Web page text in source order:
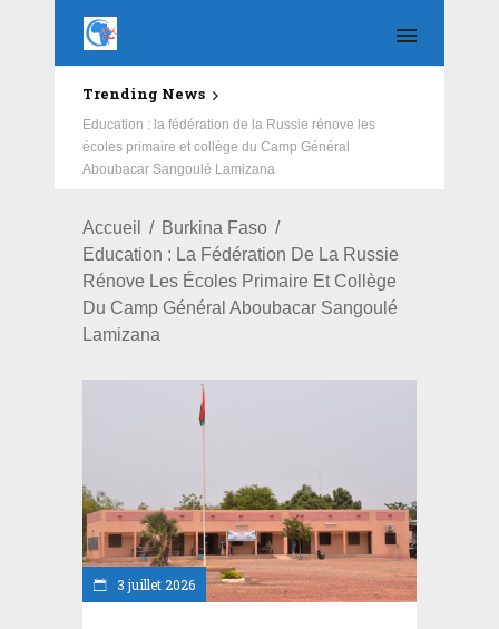
Trending News
Education : la fédération de la Russie rénove les
écoles primaire et collège du Camp Général
Aboubacar Sangoulé Lamizana
Accueil
Burkina Faso
Education : La Fédération De La Russie
Rénove Les Écoles Primaire Et Collège
Du Camp Général Aboubacar Sangoulé
Lamizana
3 juillet 2026